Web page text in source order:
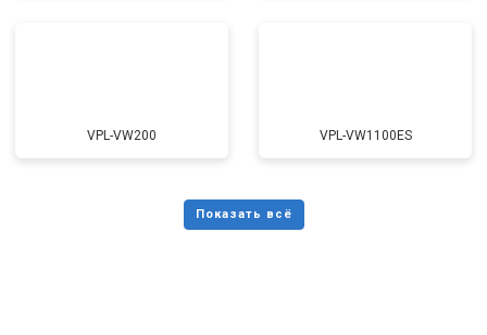
VPL-VW200 VPL-VW1100ES